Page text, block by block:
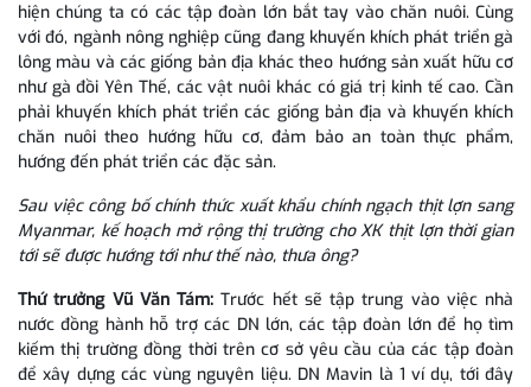
hiện chúng ta có các tập đoàn lớn bắt tay vào chăn nuôi. Cùng
với đó, ngành nông nghiệp cũng đang khuyến khích phát triển gà
lông màu và các giống bản địa khác theo hướng sản xuất hữu cơ
như gà đồi Yên Thế, các vật nuôi khác có giá trị kinh tế cao. Cần
phải khuyến khích phát triển các giống bản địa và khuyến khích
chăn nuôi theo hướng hữu cơ, đảm bảo an toàn thực phẩm,
hướng đến phát triển các đặc sản.
Sau việc công bố chính thức xuất khẩu chính ngạch thịt lợn sang
Myanmar, kế hoạch mở rộng thị trường cho XK thịt lợn thời gian
tới sẽ được hướng tới như thế nào, thưa ông?
Thứ trưởng Vũ Văn Tám: Trước hết sẽ tập trung vào việc nhà
nước đồng hành hỗ trợ các DN lớn, các tập đoàn lớn để họ tìm
kiếm thị trường đồng thời trên cơ sở yêu cầu của các tập đoàn
để xây dựng các vùng nguyên liệu. DN Mavin là 1 ví dụ, tới đây